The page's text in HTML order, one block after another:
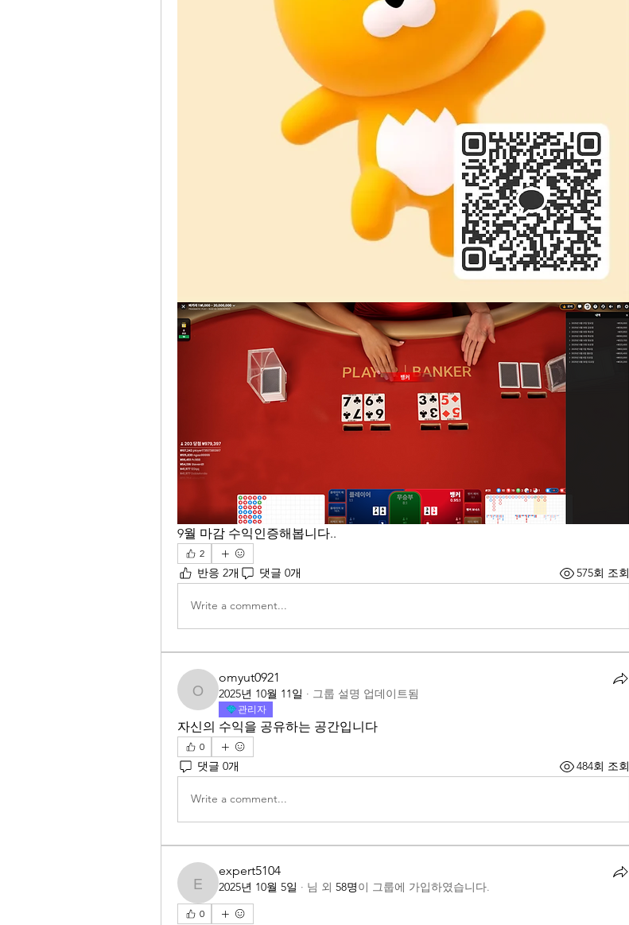
9월 마감 수익인증해봅니다..
2
반응 2개 댓글 0개 575회 조회
Write a comment...
omyut0921
omyut0921
2025년 10월 11일 · 그룹 설명 업데이트됨
관리자
자신의 수익을 공유하는 공간입니다
0
댓글 0개 484회 조회
Write a comment...
expert5104
expert5104
2025년 10월 5일 · 님 외 58명이 그룹에 가입하였습니다.
0